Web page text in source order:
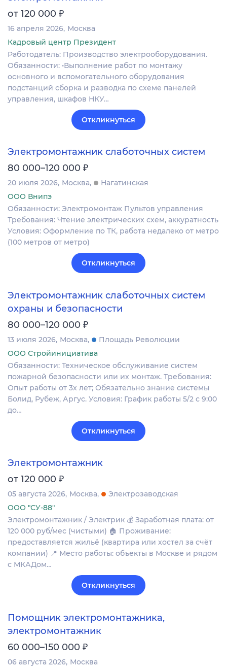
от 120 000 ₽
16 апреля 2026 Москва
Кадровый центр Президент
Работодатель: Производство электрооборудования.
Обязанности: •Выполнение работ по монтажу
основного и вспомогательного оборудования
подстанций сборка и разводка по схеме панелей
управления, шкафов НКУ…
Откликнуться
Электромонтажник слаботочных систем
80 000–120 000 ₽
20 июля 2026 Москва
Нагатинская
ООО Внипэ
Обязанности: Электромонтаж Пультов управления
Требования: Чтение электрических схем, аккуратность
Условия: Оформление по ТК, работа недалеко от метро
(100 метров от метро)
Откликнуться
Электромонтажник слаботочных систем
охраны и безопасности
80 000–120 000 ₽
13 июля 2026 Москва
Площадь Революции
ООО Стройинициатива
Обязанности: Техническое обслуживание систем
пожарной безопасности или их монтаж. Требования:
Опыт работы от 3х лет; Обязательно знание системы
Болид, Рубеж, Аргус. Условия: График работы 5/2 с 9:00
до…
Откликнуться
Электромонтажник
от 120 000 ₽
05 августа 2026 Москва
Электрозаводская
ООО "СУ-88"
Электромонтажник / Электрик 💰 Заработная плата: от
120 000 руб/мес (чистыми) 🏠 Проживание:
предоставляется жильё (квартира или хостел за счёт
компании) 📍 Место работы: объекты в Москве и рядом
с МКАДом…
Откликнуться
Помощник электромонтажника,
электромонтажник
60 000–150 000 ₽
06 августа 2026 Москва